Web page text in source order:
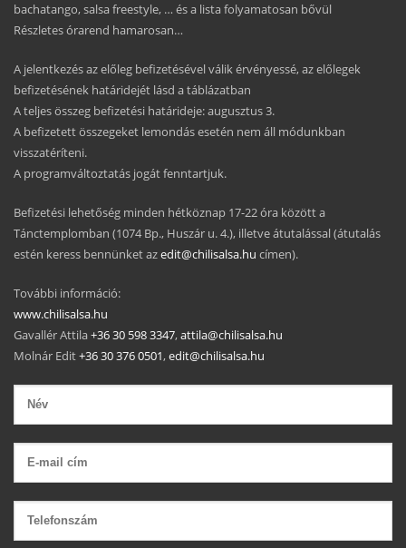
bachatango, salsa freestyle, … és a lista folyamatosan bővül
Részletes órarend hamarosan…
A jelentkezés az előleg befizetésével válik érvényessé, az előlegek
befizetésének határidejét lásd a táblázatban
A teljes összeg befizetési határideje: augusztus 3.
A befizetett összegeket lemondás esetén nem áll módunkban
visszatéríteni.
A programváltoztatás jogát fenntartjuk.
Befizetési lehetőség minden hétköznap 17-22 óra között a
Tánctemplomban (1074 Bp., Huszár u. 4.), illetve átutalással (átutalás
estén keress bennünket azedit@chilisalsa.hu címen).
További információ:
www.chilisalsa.hu
Gavallér Attila+36 30 598 3347,attila@chilisalsa.hu
Molnár Edit+36 30 376 0501,edit@chilisalsa.hu